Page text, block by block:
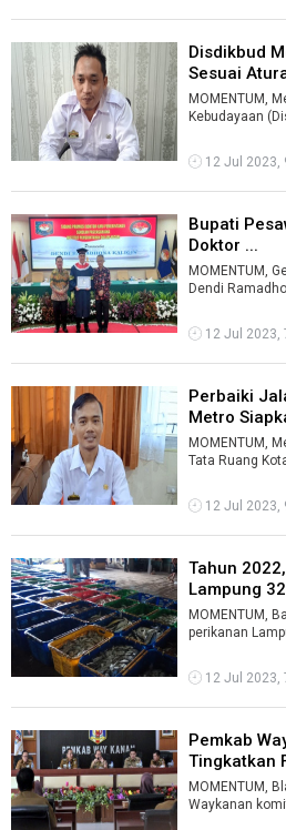
Disdikbud
Sesuai
MOMENTUM,
Kebudayaan
baru (PPDB ...
12 Jul 2023,
Bupati
Doktor ...
MOMENTUM,
Dendi
12 Jul 2023,
Perbaiki
Metro
MOMENTUM,
Tata Ruang
12 Jul 2023,
Tahun
Lampung
MOMENTUM,
perikanan
...
12 Jul 2023,
Pemkab
Tingkatkan
MOMENTUM,
Waykanan